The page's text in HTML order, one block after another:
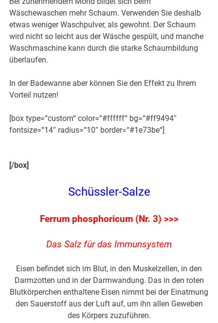
Wäschewaschen mehr Schaum. Verwenden Sie deshalb
etwas weniger Waschpulver, als gewohnt. Der Schaum
wird nicht so leicht aus der Wäsche gespült, und manche
Waschmaschine kann durch die starke Schaumbildung
überlaufen.
In der Badewanne aber können Sie den Effekt zu Ihrem
Vorteil nutzen!
[box type=“custom“ color=“#ffffff“ bg=“#ff9494″
fontsize=“14″ radius=“10″ border=“#1e73be“]
[/box]
Schüssler-Salze
Ferrum phosphoricum (Nr. 3) >>>
Das Salz für das Immunsystem
Eisen befindet sich im Blut, in den Muskelzellen, in den
Darmzotten und in der Darmwandung. Das in den roten
Blutkörperchen enthaltene Eisen nimmt bei der Einatmung
den Sauerstoff aus der Luft auf, um ihn allen Geweben
des Körpers zuzuführen.